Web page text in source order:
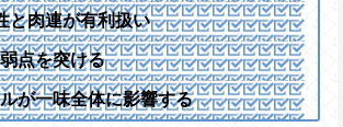
と肉連が有利扱い
点を突ける
が一味全体に影響する